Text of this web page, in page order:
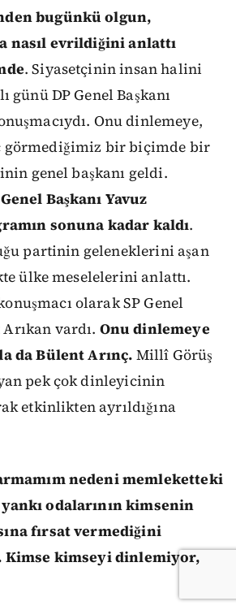
bugünkü olgun,
nasıl evrildiğini anlattı
. Siyasetçinin insan halini
günü DP Genel Başkanı
Onu dinlemeye,
görmediğimiz bir biçimde bir
genel başkanı geldi.
Başkanı Yavuz
sonuna kadar kaldı.
partinin geleneklerini aşan
ülke meselelerini anlattı.
olarak SP Genel
vardı. Onu dinlemeye
da Bülent Arınç. Millî Görüş
pek çok dinleyicinin
etkinlikten ayrıldığına
nedeni memleketteki
odalarının kimsenin
fırsat vermediğini
kimseyi dinlemiyor,